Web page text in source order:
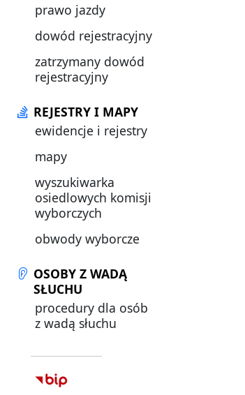
prawo jazdy
dowód rejestracyjny
zatrzymany dowód
rejestracyjny
REJESTRY I MAPY
ewidencje i rejestry
mapy
wyszukiwarka
osiedlowych komisji
wyborczych
obwody wyborcze
OSOBY Z WADĄ
SŁUCHU
procedury dla osób
z wadą słuchu